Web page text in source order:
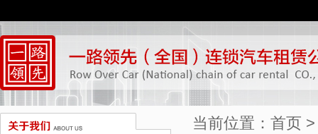
当前位置： 首页